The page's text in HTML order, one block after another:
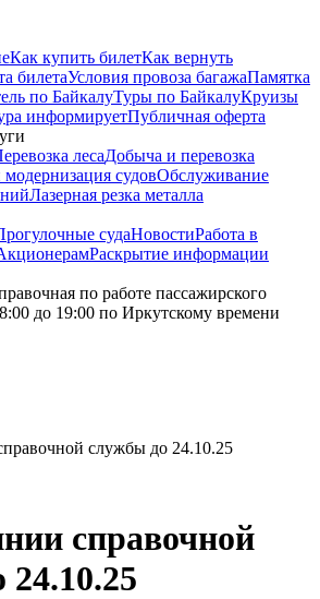
Как купить билетКак вернуть
билетаУсловия провоза багажаПамятка
по БайкалуТуры по БайкалуКруизы
информируетПубличная оферта
лесаДобыча и перевозка
судовОбслуживание
Лазерная резка металла
судаНовостиРабота в
Раскрытие информации
по работе пассажирского
до 19:00 по Иркутскому времени
службы до 24.10.25
справочной